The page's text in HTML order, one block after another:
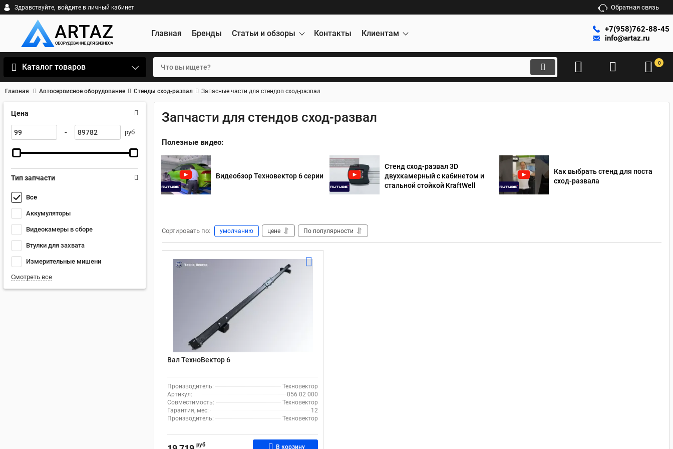
Здравствуйте, войдите в личный кабинет Обратная связь
Главная Бренды Статьи и обзоры Контакты Клиентам
+7(958)762-88-45
info@artaz.ru
Каталог товаров 0
Главная Автосервисное оборудование Стенды сход-развал Запасные части для стендов сход-развал
Цена
- руб
Тип запчасти
Все
Аккумуляторы
Видеокамеры в сборе
Втулки для захвата
Измерительные мишени
Смотреть все
Запчасти для стендов сход-развал
Полезные видео:
Видеобзор Техновектор 6 серии
Стенд сход-развал 3D
двухкамерный с кабинетом и
стальной стойкой KraftWell
Как выбрать стенд для поста
сход-развала
Сортировать по: умолчанию цене По популярности
Вал ТехноВектор 6
Производитель:
Техновектор
Артикул:
056 02 000
Совместимость:
Техновектор
Гарантия, мес:
12
Производитель:
Техновектор
руб В корзину